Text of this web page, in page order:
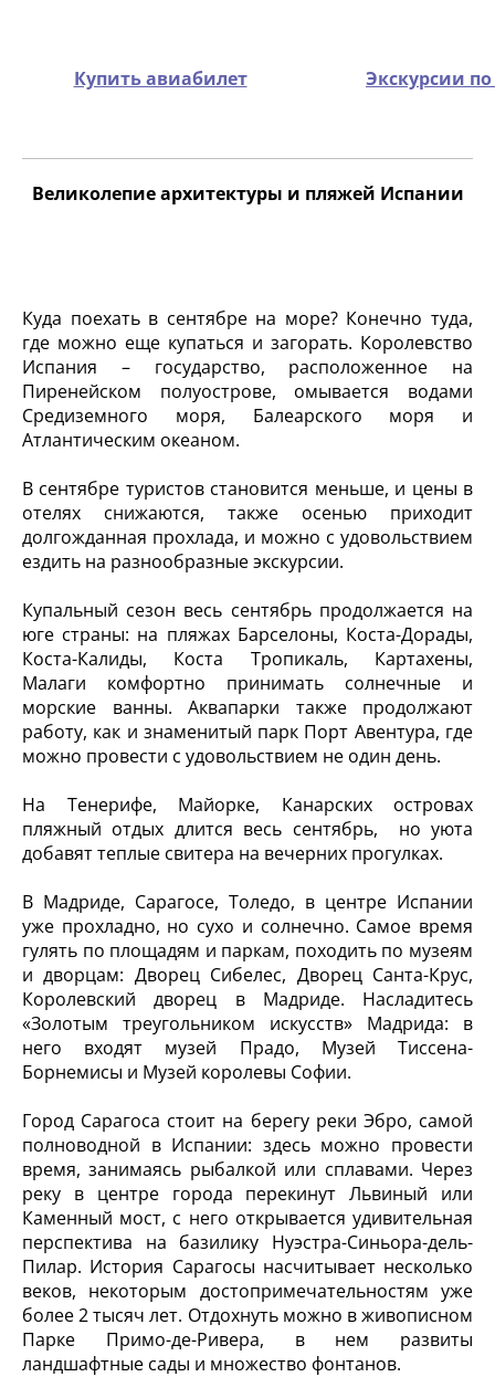
Купить авиабилет Экскурсии
Великолепие архитектуры и пляжей Испании
Куда поехать в сентябре на море? Конечно туда,
где можно еще купаться и загорать. Королевство
Испания – государство, расположенное на
Пиренейском полуострове, омывается водами
Средиземного моря, Балеарского моря и
Атлантическим океаном.
В сентябре туристов становится меньше, и цены в
отелях снижаются, также осенью приходит
долгожданная прохлада, и можно с удовольствием
ездить на разнообразные экскурсии.
Купальный сезон весь сентябрь продолжается на
юге страны: на пляжах Барселоны, Коста-Дорады,
Коста-Калиды, Коста Тропикаль, Картахены,
Малаги комфортно принимать солнечные и
морские ванны. Аквапарки также продолжают
работу, как и знаменитый парк Порт Авентура, где
можно провести с удовольствием не один день.
На Тенерифе, Майорке, Канарских островах
пляжный отдых длится весь сентябрь, но уюта
добавят теплые свитера на вечерних прогулках.
В Мадриде, Сарагосе, Толедо, в центре Испании
уже прохладно, но сухо и солнечно. Самое время
гулять по площадям и паркам, походить по музеям
и дворцам: Дворец Сибелес, Дворец Санта-Крус,
Королевский дворец в Мадриде. Насладитесь
«Золотым треугольником искусств» Мадрида: в
него входят музей Прадо, Музей Тиссена-
Борнемисы и Музей королевы Софии.
Город Сарагоса стоит на берегу реки Эбро, самой
полноводной в Испании: здесь можно провести
время, занимаясь рыбалкой или сплавами. Через
реку в центре города перекинут Львиный или
Каменный мост, с него открывается удивительная
перспектива на базилику Нуэстра-Синьора-дель-
Пилар. История Сарагосы насчитывает несколько
веков, некоторым достопримечательностям уже
более 2 тысяч лет. Отдохнуть можно в живописном
Парке Примо-де-Ривера, в нем развиты
ландшафтные сады и множество фонтанов.